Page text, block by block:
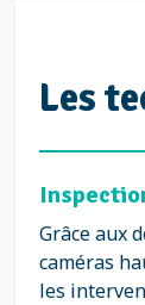
Les
Grâce aux
caméras
les